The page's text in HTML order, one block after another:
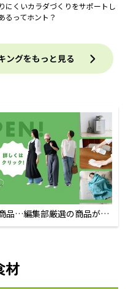
にくいカラダづくりをサポートし
るってホント？
ングをもっと見る
品…編集部厳選の商品が買
材